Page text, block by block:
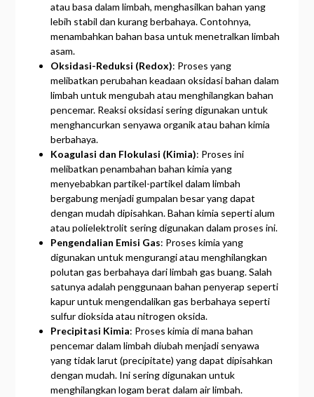
atau basa dalam limbah, menghasilkan bahan yang
lebih stabil dan kurang berbahaya. Contohnya,
menambahkan bahan basa untuk menetralkan limbah
asam.
Oksidasi-Reduksi (Redox): Proses yang
melibatkan perubahan keadaan oksidasi bahan dalam
limbah untuk mengubah atau menghilangkan bahan
pencemar. Reaksi oksidasi sering digunakan untuk
menghancurkan senyawa organik atau bahan kimia
berbahaya.
Koagulasi dan Flokulasi (Kimia): Proses ini
melibatkan penambahan bahan kimia yang
menyebabkan partikel-partikel dalam limbah
bergabung menjadi gumpalan besar yang dapat
dengan mudah dipisahkan. Bahan kimia seperti alum
atau polielektrolit sering digunakan dalam proses ini.
Pengendalian Emisi Gas: Proses kimia yang
digunakan untuk mengurangi atau menghilangkan
polutan gas berbahaya dari limbah gas buang. Salah
satunya adalah penggunaan bahan penyerap seperti
kapur untuk mengendalikan gas berbahaya seperti
sulfur dioksida atau nitrogen oksida.
Precipitasi Kimia: Proses kimia di mana bahan
pencemar dalam limbah diubah menjadi senyawa
yang tidak larut (precipitate) yang dapat dipisahkan
dengan mudah. Ini sering digunakan untuk
menghilangkan logam berat dalam air limbah.